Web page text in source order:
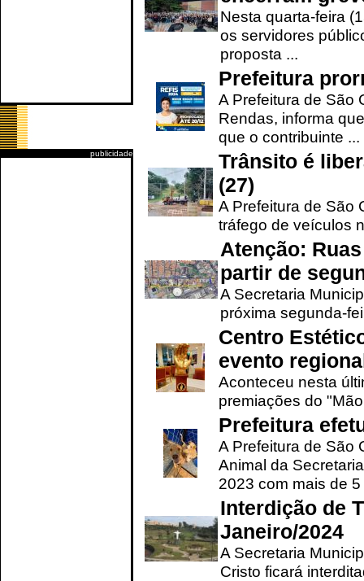
publicidade
Nesta quarta-feira
os servidores
proposta ...
Prefeitura
A Prefeitura de São
Rendas, informa
que o contribuinte ...
Trânsito é
(27)
A Prefeitura de São
tráfego de veículos
Atenção:
partir de
A Secretaria
próxima segunda-
Centro
evento
Aconteceu nesta
premiações do
Prefeitura
A Prefeitura de São
Animal da
2023 com mais de 5
Interdição de
Janeiro/2024
A Secretaria
Cristo ficará